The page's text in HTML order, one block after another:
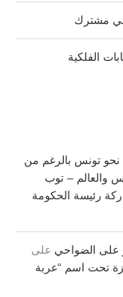
مشترك
نحو تونس بالرغم من
والعالم – توب
رئيسة الحكومة
على الضواحي على
تحت اسم “عربة